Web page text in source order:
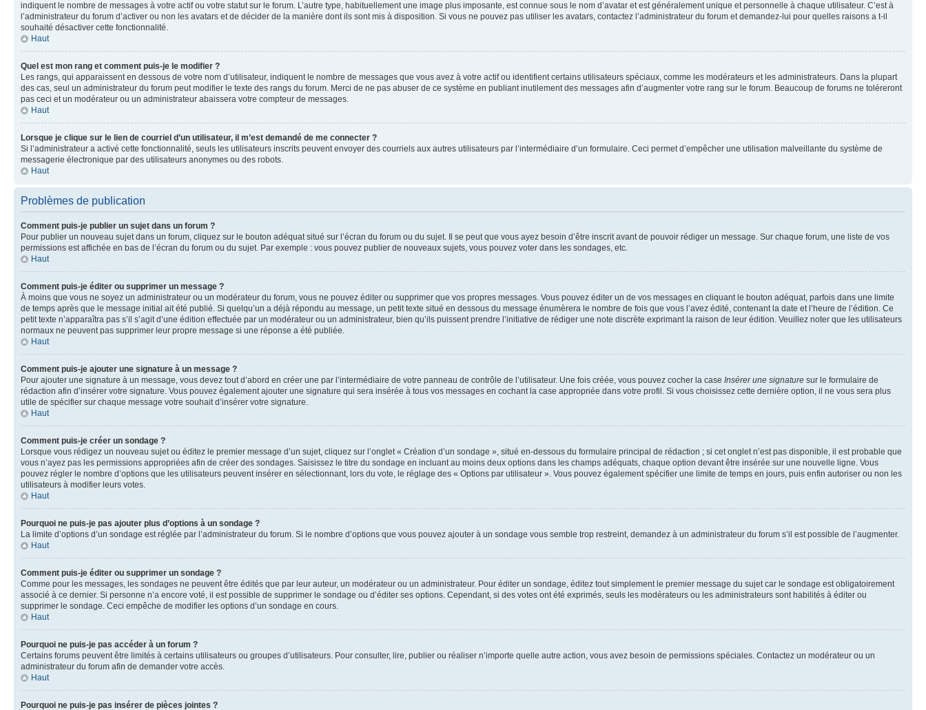
indiquent le nombre de messages à votre actif ou votre statut sur le forum. L’autre type, habituellement une image plus imposante, est connue sous le nom d’avatar et est généralement unique et personnelle à chaque utilisateur. C’est à
l’administrateur du forum d’activer ou non les avatars et de décider de la manière dont ils sont mis à disposition. Si vous ne pouvez pas utiliser les avatars, contactez l’administrateur du forum et demandez-lui pour quelles raisons a t-il
souhaité désactiver cette fonctionnalité.
Haut
Quel est mon rang et comment puis-je le modifier ?
Les rangs, qui apparaissent en dessous de votre nom d’utilisateur, indiquent le nombre de messages que vous avez à votre actif ou identifient certains utilisateurs spéciaux, comme les modérateurs et les administrateurs. Dans la plupart
des cas, seul un administrateur du forum peut modifier le texte des rangs du forum. Merci de ne pas abuser de ce système en publiant inutilement des messages afin d’augmenter votre rang sur le forum. Beaucoup de forums ne toléreront
pas ceci et un modérateur ou un administrateur abaissera votre compteur de messages.
Haut
Lorsque je clique sur le lien de courriel d’un utilisateur, il m’est demandé de me connecter ?
Si l’administrateur a activé cette fonctionnalité, seuls les utilisateurs inscrits peuvent envoyer des courriels aux autres utilisateurs par l’intermédiaire d’un formulaire. Ceci permet d’empêcher une utilisation malveillante du système de
messagerie électronique par des utilisateurs anonymes ou des robots.
Haut
Problèmes de publication
Comment puis-je publier un sujet dans un forum ?
Pour publier un nouveau sujet dans un forum, cliquez sur le bouton adéquat situé sur l’écran du forum ou du sujet. Il se peut que vous ayez besoin d’être inscrit avant de pouvoir rédiger un message. Sur chaque forum, une liste de vos
permissions est affichée en bas de l’écran du forum ou du sujet. Par exemple : vous pouvez publier de nouveaux sujets, vous pouvez voter dans les sondages, etc.
Haut
Comment puis-je éditer ou supprimer un message ?
À moins que vous ne soyez un administrateur ou un modérateur du forum, vous ne pouvez éditer ou supprimer que vos propres messages. Vous pouvez éditer un de vos messages en cliquant le bouton adéquat, parfois dans une limite
de temps après que le message initial ait été publié. Si quelqu’un a déjà répondu au message, un petit texte situé en dessous du message énumèrera le nombre de fois que vous l’avez édité, contenant la date et l’heure de l’édition. Ce
petit texte n’apparaîtra pas s’il s’agit d’une édition effectuée par un modérateur ou un administrateur, bien qu’ils puissent prendre l’initiative de rédiger une note discrète exprimant la raison de leur édition. Veuillez noter que les utilisateurs
normaux ne peuvent pas supprimer leur propre message si une réponse a été publiée.
Haut
Comment puis-je ajouter une signature à un message ?
Pour ajouter une signature à un message, vous devez tout d’abord en créer une par l’intermédiaire de votre panneau de contrôle de l’utilisateur. Une fois créée, vous pouvez cocher la case Insérer une signature sur le formulaire de
rédaction afin d’insérer votre signature. Vous pouvez également ajouter une signature qui sera insérée à tous vos messages en cochant la case appropriée dans votre profil. Si vous choisissez cette dernière option, il ne vous sera plus
utile de spécifier sur chaque message votre souhait d’insérer votre signature.
Haut
Comment puis-je créer un sondage ?
Lorsque vous rédigez un nouveau sujet ou éditez le premier message d’un sujet, cliquez sur l’onglet « Création d’un sondage », situé en-dessous du formulaire principal de rédaction ; si cet onglet n’est pas disponible, il est probable que
vous n’ayez pas les permissions appropriées afin de créer des sondages. Saisissez le titre du sondage en incluant au moins deux options dans les champs adéquats, chaque option devant être insérée sur une nouvelle ligne. Vous
pouvez régler le nombre d’options que les utilisateurs peuvent insérer en sélectionnant, lors du vote, le réglage des « Options par utilisateur ». Vous pouvez également spécifier une limite de temps en jours, puis enfin autoriser ou non les
utilisateurs à modifier leurs votes.
Haut
Pourquoi ne puis-je pas ajouter plus d’options à un sondage ?
La limite d’options d’un sondage est réglée par l’administrateur du forum. Si le nombre d’options que vous pouvez ajouter à un sondage vous semble trop restreint, demandez à un administrateur du forum s’il est possible de l’augmenter.
Haut
Comment puis-je éditer ou supprimer un sondage ?
Comme pour les messages, les sondages ne peuvent être édités que par leur auteur, un modérateur ou un administrateur. Pour éditer un sondage, éditez tout simplement le premier message du sujet car le sondage est obligatoirement
associé à ce dernier. Si personne n’a encore voté, il est possible de supprimer le sondage ou d’éditer ses options. Cependant, si des votes ont été exprimés, seuls les modérateurs ou les administrateurs sont habilités à éditer ou
supprimer le sondage. Ceci empêche de modifier les options d’un sondage en cours.
Haut
Pourquoi ne puis-je pas accéder à un forum ?
Certains forums peuvent être limités à certains utilisateurs ou groupes d’utilisateurs. Pour consulter, lire, publier ou réaliser n’importe quelle autre action, vous avez besoin de permissions spéciales. Contactez un modérateur ou un
administrateur du forum afin de demander votre accès.
Haut
Pourquoi ne puis-je pas insérer de pièces jointes ?